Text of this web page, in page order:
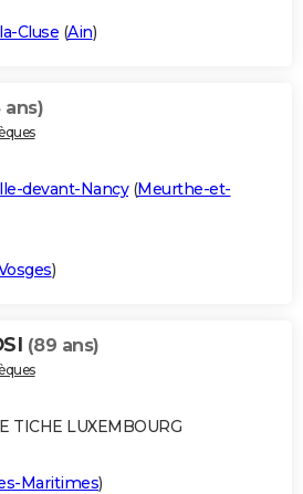
Cluse (Ain)
ans)
devant-Nancy(Meurthe-et-
)
(89 ans)
TICHE LUXEMBOURG
Maritimes)